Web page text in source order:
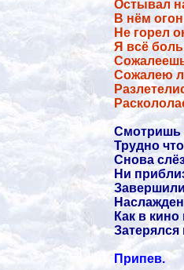
Остывал
В нём
Не горел
Я всё
Сожалею
Смотришь
Трудно
Снова
Ни
Как в
Припев.